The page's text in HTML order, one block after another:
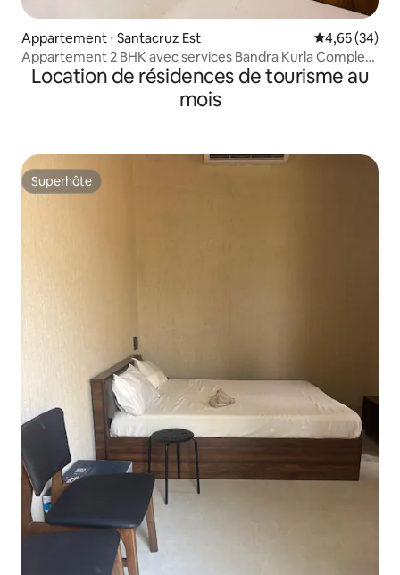
Appartement ⋅ Santacruz Est Évaluation
4,65 (34)
Appartement 2 BHK avec services Bandra Kurla Complex
(BKC)
Location de résidences de tourisme au
mois
Superhôte
Superhôte